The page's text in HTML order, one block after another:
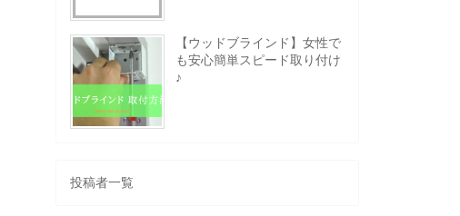
【ウッドブラインド】女性で
も安心簡単スピード取り付け
♪
投稿者一覧